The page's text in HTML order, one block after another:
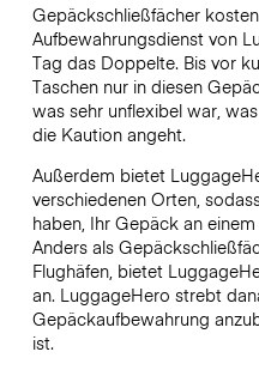
Gepäckschließfächer
Aufbewahrungsdienst von
Tag das Doppelte. Bis vor
Taschen nur in diesen
was sehr unflexibel war,
die Kaution angeht.
Außerdem bietet
verschiedenen Orten,
haben, Ihr Gepäck an
Anders als
Flughäfen, bietet
an. LuggageHero strebt
Gepäckaufbewahrung
ist.